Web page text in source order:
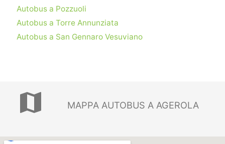
Autobus a Pozzuoli
Autobus a Torre Annunziata
Autobus a San Gennaro Vesuviano
map MAPPA AUTOBUS A AGEROLA